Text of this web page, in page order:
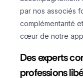
par nos associés
complémentarité
cœur de notre
Des experts
professions